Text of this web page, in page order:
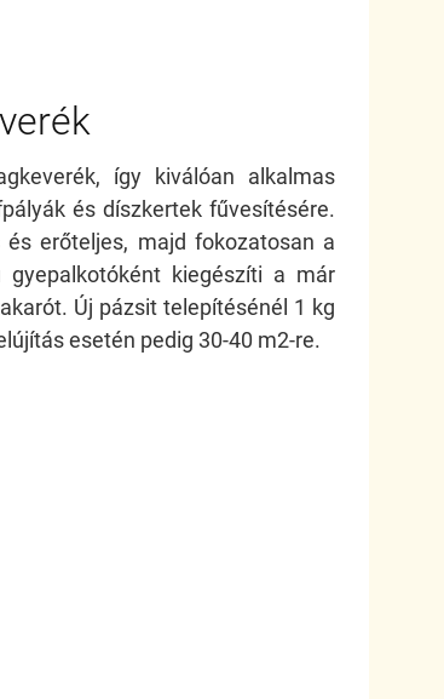
így kiválóan alkalmas
és díszkertek fűvesítésére.
erőteljes, majd fokozatosan a
gyepalkotóként kiegészíti a már
Új pázsit telepítésénél 1 kg
esetén pedig 30-40 m2-re.